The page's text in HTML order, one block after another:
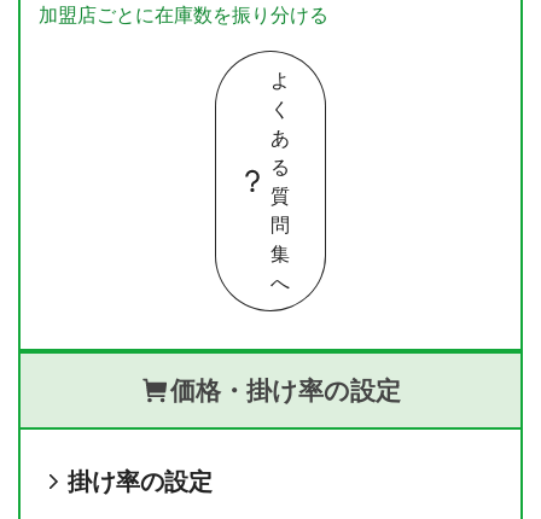
加盟店ごとに在庫数を振り分ける
よ
く
あ
る
質
問
集
へ
価格・掛け率の設定
掛け率の設定